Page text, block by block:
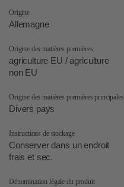
Origine
Allemagne
Origine des matières premières
agriculture EU / agriculture
non EU
Origine des matières premières principales
Divers pays
Instructions de stockage
Conserver dans un endroit
frais et sec.
Dénomination légale du produit